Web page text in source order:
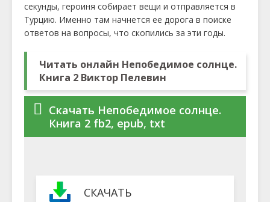
секунды, героиня собирает вещи и отправляется в
Турцию. Именно там начнется ее дорога в поиске
ответов на вопросы, что скопились за эти годы.
Читать онлайн Непобедимое солнце.
Книга 2 Виктор Пелевин
Скачать Непобедимое солнце.
Книга 2 fb2, epub, txt
СКАЧАТЬ